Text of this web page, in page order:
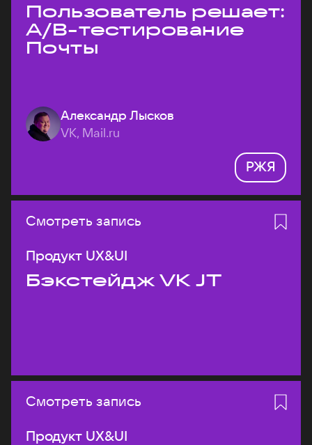
Пользователь решает:
A/B-тестирование
Почты
Александр Лысков
VK, Mail.ru
РЖЯ
Смотреть запись
Продукт UX&UI
Бэкстейдж VK JT
Смотреть запись
Продукт UX&UI